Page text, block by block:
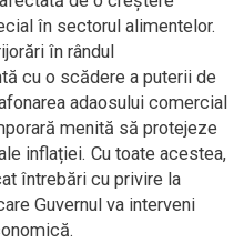
în sectorul alimentelor.
în rândul
cu o scădere a puterii de
adaosului comercial
menită să protejeze
inflației. Cu toate acestea,
întrebări cu privire la
Guvernul va interveni